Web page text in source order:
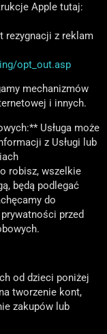
Apple tutaj:
rezygnacji z reklam
opt_out.asp
mechanizmów
i innych.
Usługa może
z Usługi lub
robisz, wszelkie
będą podlegać
do
przed
od dzieci poniżej
tworzenie kont,
zakupów lub